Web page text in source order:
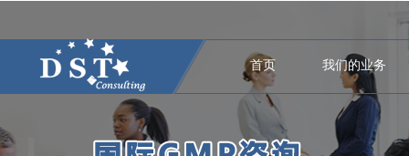
首页 我们的业务